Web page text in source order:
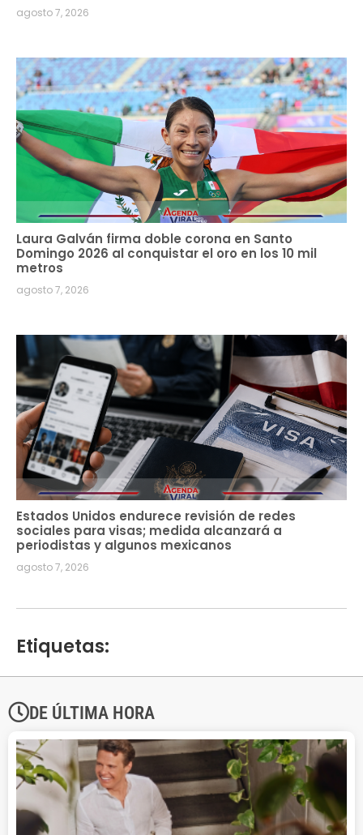
agosto 7, 2026
Laura Galván firma doble corona en Santo
Domingo 2026 al conquistar el oro en los 10 mil
metros
agosto 7, 2026
Estados Unidos endurece revisión de redes
sociales para visas; medida alcanzará a
periodistas y algunos mexicanos
agosto 7, 2026
Etiquetas:
DE ÚLTIMA HORA